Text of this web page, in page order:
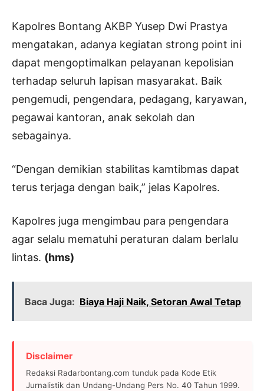
Kapolres Bontang AKBP Yusep Dwi Prastya
mengatakan, adanya kegiatan strong point ini
dapat mengoptimalkan pelayanan kepolisian
terhadap seluruh lapisan masyarakat. Baik
pengemudi, pengendara, pedagang, karyawan,
pegawai kantoran, anak sekolah dan
sebagainya.
“Dengan demikian stabilitas kamtibmas dapat
terus terjaga dengan baik,” jelas Kapolres.
Kapolres juga mengimbau para pengendara
agar selalu mematuhi peraturan dalam berlalu
lintas. (hms)
Baca Juga: Biaya Haji Naik, Setoran Awal Tetap
Disclaimer
Redaksi Radarbontang.com tunduk pada Kode Etik
Jurnalistik dan Undang-Undang Pers No. 40 Tahun 1999.